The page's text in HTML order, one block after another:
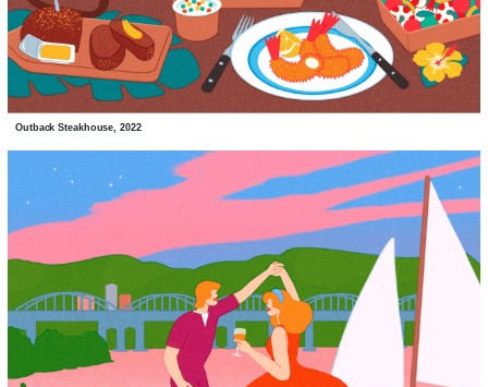
Outback Steakhouse, 2022